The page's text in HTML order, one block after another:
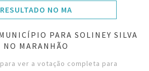
RESULTADO NO MA
PARA SOLINEY SILVA
NO MARANHÃO
ver a votação completa para